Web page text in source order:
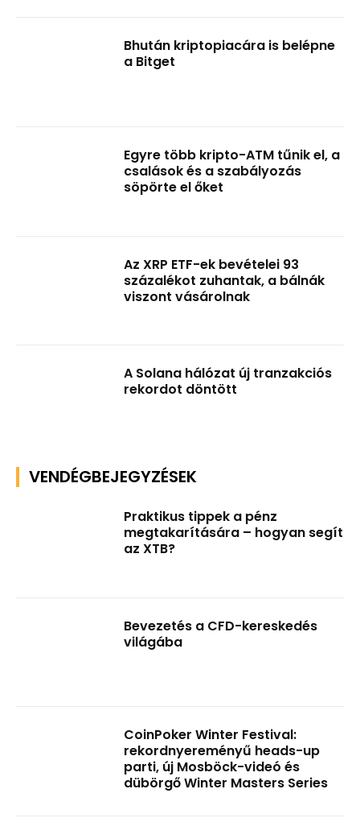
Bhután kriptopiacára is belépne
a Bitget
Egyre több kripto-ATM tűnik el, a
csalások és a szabályozás
söpörte el őket
Az XRP ETF-ek bevételei 93
százalékot zuhantak, a bálnák
viszont vásárolnak
A Solana hálózat új tranzakciós
rekordot döntött
VENDÉGBEJEGYZÉSEK
Praktikus tippek a pénz
megtakarítására – hogyan segít
az XTB?
Bevezetés a CFD-kereskedés
világába
CoinPoker Winter Festival:
rekordnyereményű heads-up
parti, új Mosböck-videó és
dübörgő Winter Masters Series